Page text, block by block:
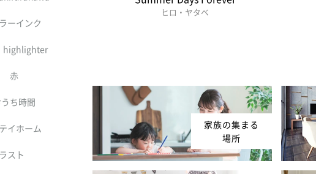
ヒロ・ヤタベ
家族の集まる
場所
ーインク
highlighter
赤
ち時間
イホーム
スト